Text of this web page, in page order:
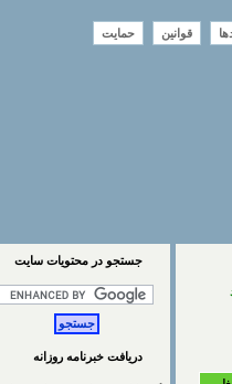
قوانین حمایت
جستجو در محتويات سايت
دریافت خبرنامه روزانه